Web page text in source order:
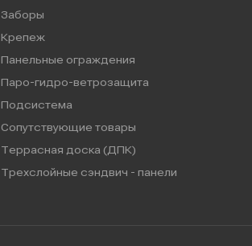
Заборы
Крепеж
Панельные ограждения
Паро-гидро-ветрозащита
Подсистема
Сопутствующие товары
Террасная доска (ДПК)
Трехслойные сэндвич - панели